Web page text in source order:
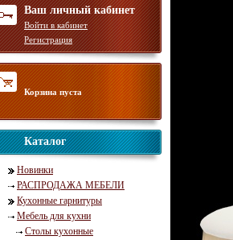
Ваш личный кабинет
Войти в кабинет
Регистрация
Корзина пуста
Каталог
Новинки
РАСПРОДАЖА МЕБЕЛИ
Кухонные гарнитуры
Мебель для кухни
Столы кухонные